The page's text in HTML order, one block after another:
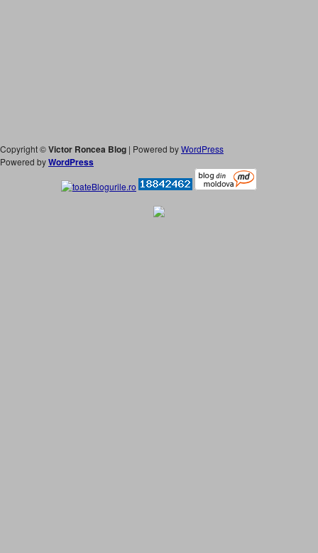
Copyright ©Victor Roncea Blog | Powered byWordPress
Powered byWordPress